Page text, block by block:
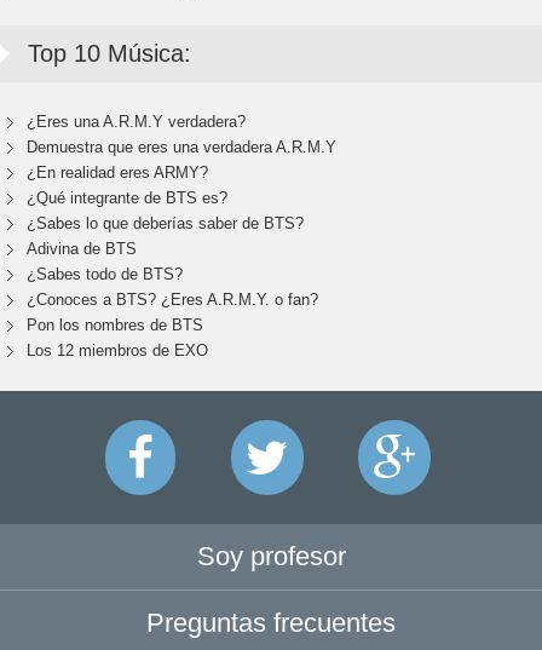
Top 10 Música:
¿Eres una A.R.M.Y verdadera?
Demuestra que eres una verdadera A.R.M.Y
¿En realidad eres ARMY?
¿Qué integrante de BTS es?
¿Sabes lo que deberías saber de BTS?
Adivina de BTS
¿Sabes todo de BTS?
¿Conoces a BTS? ¿Eres A.R.M.Y. o fan?
Pon los nombres de BTS
Los 12 miembros de EXO
Soy profesor
Preguntas frecuentes